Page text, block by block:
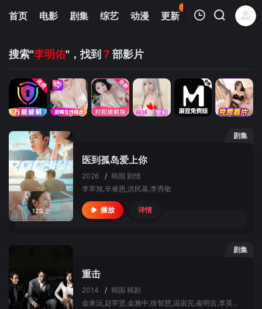
首页 电影 剧集 综艺 动漫 更新
96
热榜 APP
搜索"李明佑"，找到 7 部影片
剧集
12集全
医到孤岛爱上你
2026 / 韩国 剧情
李宰旭,辛睿恩,洪民基,李秀敬
播放 详情
剧集
重击
2014 / 韩国 韩剧
金来沅,赵宰贤,金雅中,徐智慧,温宙完,崔明吉,李英恩,金智英,朴赫权,张铉诚,金应洙